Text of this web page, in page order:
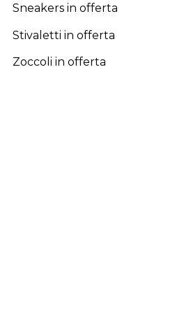
Sneakers in offerta
Stivaletti in offerta
Zoccoli in offerta